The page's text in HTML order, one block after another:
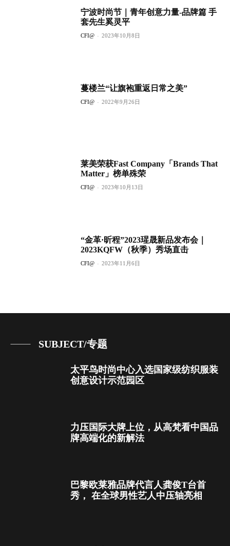
宁波时尚节｜青年创意力量-品牌篇 手
套先生奚灵平
CFI@ - 2023年10月8日
蔓楼兰“让旗袍重返日常之美”
CFI@ - 2022年9月26日
莱美荣获Fast Company「Brands That
Matter」榜单殊荣
CFI@ - 2023年10月13日
“金革·昕程”2023瑆晟新品发布会｜
2023KQFW（秋季）秀场直击
CFI@ - 2023年11月6日
SUBJECT/专题
太平鸟时尚中心入选国家级纺织服装
创意设计示范园区
力压国际大牌上位，从高梵看中国品
牌高端化的新解法
巴黎欧莱雅品牌代言人龚俊T台首
秀， 在全球男性艺人中压轴亮相